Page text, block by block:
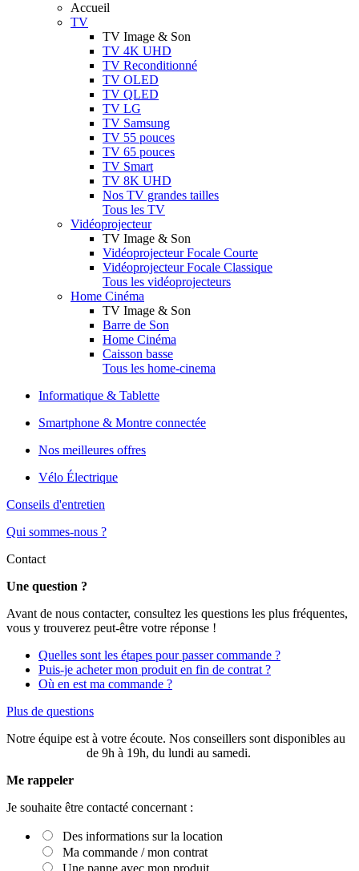
Accueil
TV
TV Image & Son
TV 4K UHD
TV Reconditionné
TV OLED
TV QLED
TV LG
TV Samsung
TV 55 pouces
TV 65 pouces
TV Smart
TV 8K UHD
Nos TV grandes tailles
Tous les TV
Vidéoprojecteur
TV Image & Son
Vidéoprojecteur Focale Courte
Vidéoprojecteur Focale Classique
Tous les vidéoprojecteurs
Home Cinéma
TV Image & Son
Barre de Son
Home Cinéma
Caisson basse
Tous les home-cinema
Informatique & Tablette
Smartphone & Montre connectée
Nos meilleures offres
Vélo Électrique
Conseils d'entretien
Qui sommes-nous ?
Contact
Une question ?
Avant de nous contacter, consultez les questions les plus fréquentes,
vous y trouverez peut-être votre réponse !
Quelles sont les étapes pour passer commande ?
Puis-je acheter mon produit en fin de contrat ?
Où en est ma commande ?
Plus de questions
Notre équipe est à votre écoute. Nos conseillers sont disponibles au
de 9h à 19h, du lundi au samedi.
Me rappeler
Je souhaite être contacté concernant :
Des informations sur la location
Ma commande / mon contrat